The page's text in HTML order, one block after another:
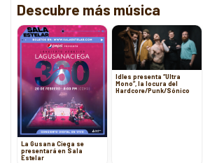
Descubre más música
La Gusana Ciega se
presentará en Sala
Estelar
Idles presenta “Ultra
Mono”, la locura del
Hardcore/Punk/Sónico